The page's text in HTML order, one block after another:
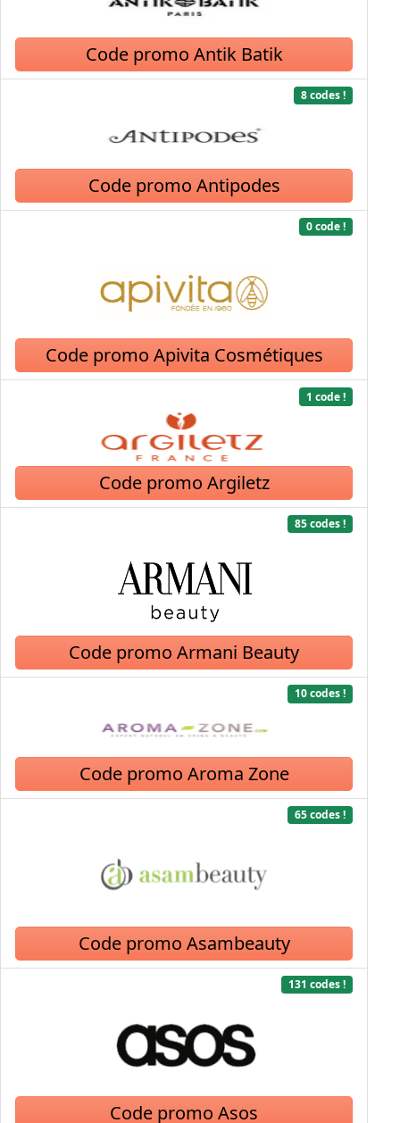
Code promo Antik Batik
8 codes !
Code promo Antipodes
0 code !
Code promo Apivita Cosmétiques
1 code !
Code promo Argiletz
85 codes !
Code promo Armani Beauty
10 codes !
Code promo Aroma Zone
65 codes !
Code promo Asambeauty
131 codes !
Code promo Asos